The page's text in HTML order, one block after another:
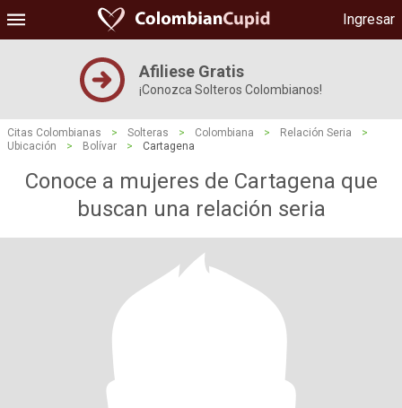
Ingresar
Afiliese Gratis
¡Conozca Solteros Colombianos!
Citas Colombianas > Solteras > Colombiana > Relación Seria
>
Ubicación
> Bolívar > Cartagena
Conoce a mujeres de Cartagena que
buscan una relación seria